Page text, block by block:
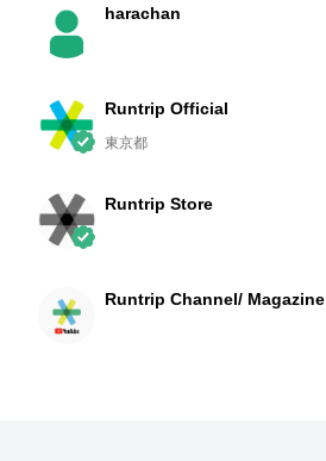
harachan
Runtrip Official
東京都
Runtrip Store
Runtrip Channel/ Magazine